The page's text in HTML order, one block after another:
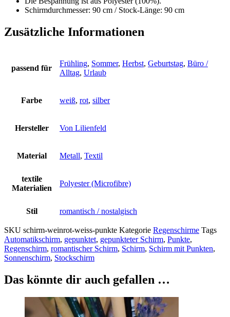
Schirmdurchmesser: 90 cm / Stock-Länge: 90 cm
Zusätzliche Informationen
passend für
Frühling, Sommer, Herbst, Geburtstag, Büro /
Alltag, Urlaub
Farbe weiß, rot, silber
Hersteller Von Lilienfeld
Material Metall, Textil
textile
Materialien
Polyester (Microfibre)
Stil romantisch / nostalgisch
SKU schirm-weinrot-weiss-punkte Kategorie Regenschirme Tags
Automatikschirm, gepunktet, gepunkteter Schirm, Punkte,
Regenschirm, romantischer Schirm, Schirm, Schirm mit Punkten,
Sonnenschirm, Stockschirm
Das könnte dir auch gefallen …